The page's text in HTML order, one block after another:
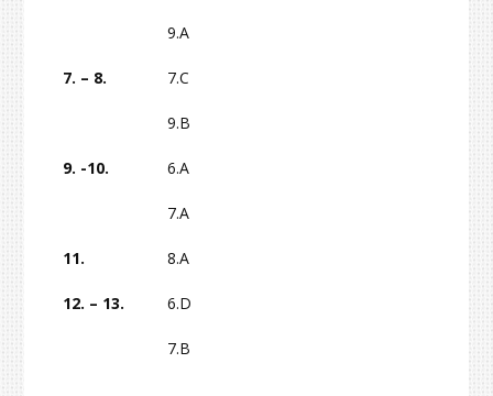
9.A
7. – 8. 7.C
9.B
9. -10. 6.A
7.A
11. 8.A
12. – 13. 6.D
7.B